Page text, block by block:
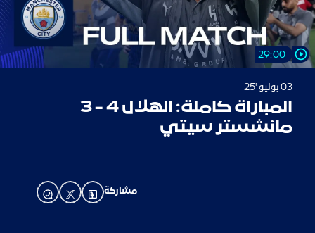
29:00
03 يوليو '25
المباراة كاملة: الهلال 4 - 3
مانشستر سيتي
مشاركة